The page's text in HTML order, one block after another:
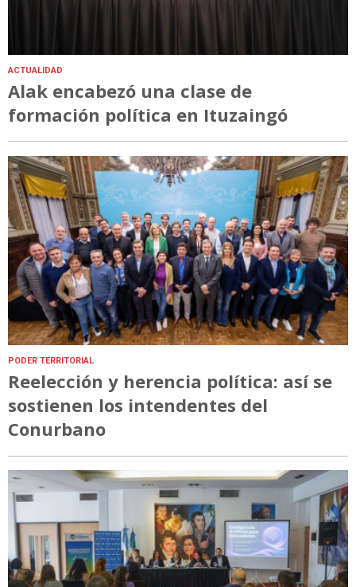
ACTUALIDAD
Alak encabezó una clase de
formación política en Ituzaingó
PODER TERRITORIAL
Reelección y herencia política: así se
sostienen los intendentes del
Conurbano